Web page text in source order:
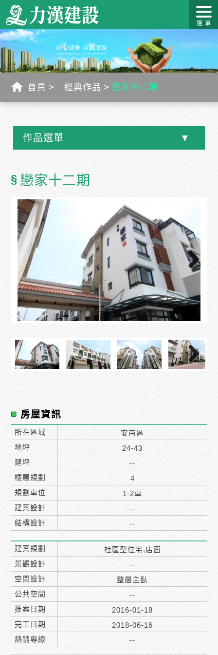
關於力
漢
最新消
息
作品介
紹
力漢學
堂
幸福工
藝
客戶服
首頁 經典作品 戀家十二期
作品選單
§ 戀家十二期
房屋資訊
所在區域
安南區
地坪
24-43
建坪
--
樓層規劃
4
規劃車位
1-2車
建築設計
--
結構設計
--
建案規劃
社區型住宅,店面
景觀設計
--
空間設計
整層主臥
公共空間
--
推案日期
2016-01-18
完工日期
2018-06-16
熱銷專線
--